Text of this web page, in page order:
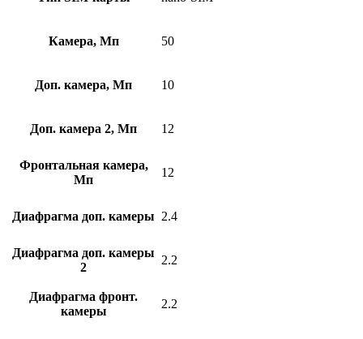
Камера, Мп 50
Доп. камера, Мп 10
Доп. камера 2, Мп 12
Фронтальная камера,
Мп
12
Диафрагма доп. камеры 2.4
Диафрагма доп. камеры
2
2.2
Диафрагма фронт.
камеры
2.2